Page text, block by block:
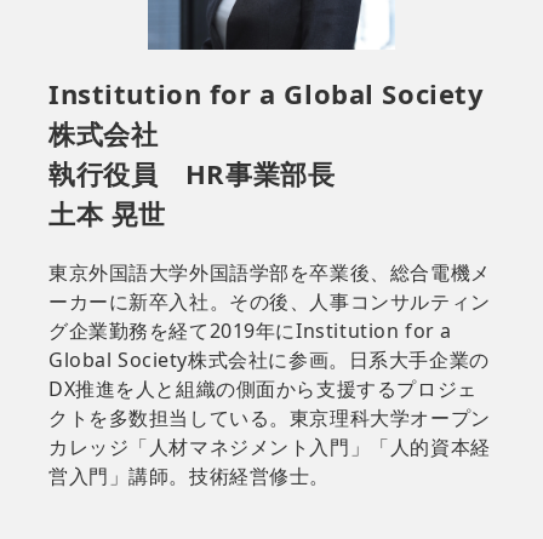
Institution for a Global Society
株式会社
執行役員 HR事業部長
土本 晃世
東京外国語大学外国語学部を卒業後、総合電機メ
ーカーに新卒入社。その後、人事コンサルティン
グ企業勤務を経て2019年にInstitution for a
Global Society株式会社に参画。日系大手企業の
DX推進を人と組織の側面から支援するプロジェ
クトを多数担当している。東京理科大学オープン
カレッジ「人材マネジメント入門」「人的資本経
営入門」講師。技術経営修士。